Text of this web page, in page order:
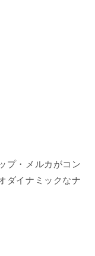
プ・メルカがコン
ダイナミックなナ